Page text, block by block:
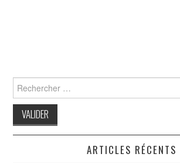
Search
for:
ARTICLES RÉCENTS